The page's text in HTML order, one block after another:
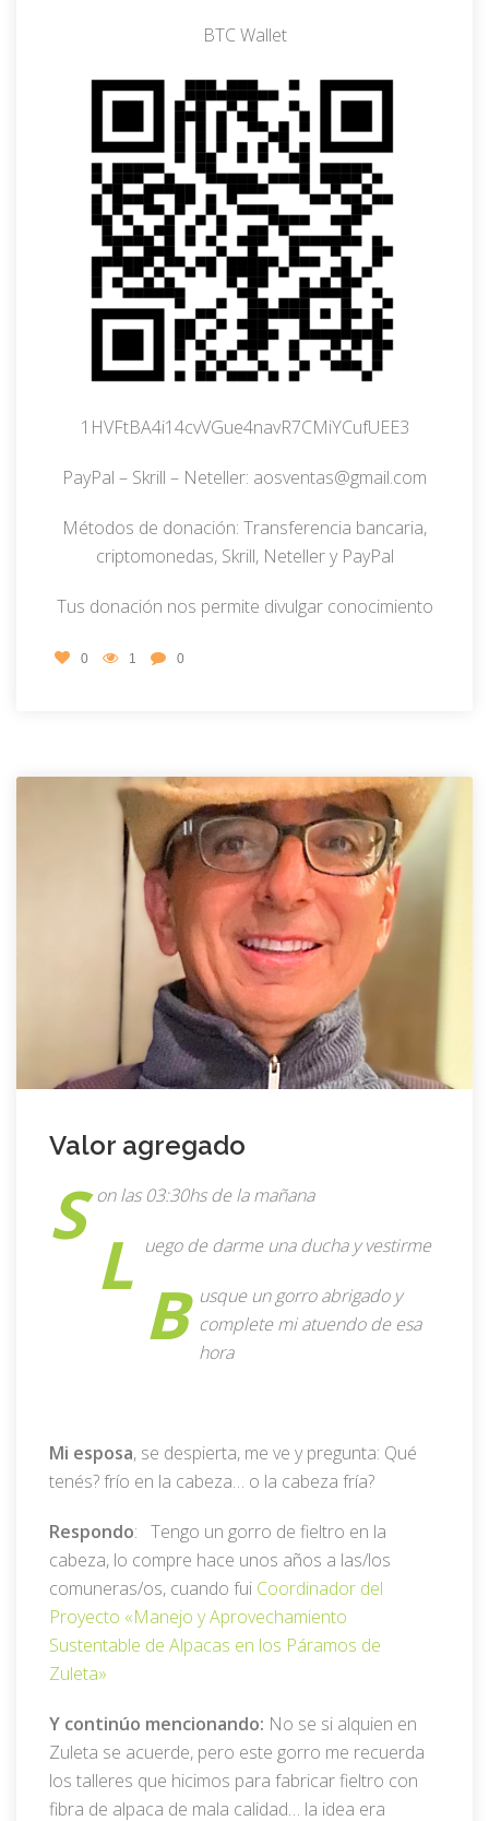
BTC Wallet
1HVFtBA4i14cvVGue4navR7CMiYCufUEE3
PayPal – Skrill – Neteller: aosventas@gmail.com
Métodos de donación: Transferencia bancaria,
criptomonedas, Skrill, Neteller y PayPal
Tus donación nos permite divulgar conocimiento
0 1 0
Valor agregado
S on las 03:30hs de la mañana
L uego de darme una ducha y vestirme
B usque un gorro abrigado y
complete mi atuendo de esa
hora
Mi esposa, se despierta, me ve y pregunta: Qué
tenés? frío en la cabeza… o la cabeza fría?
Respondo: Tengo un gorro de fieltro en la
cabeza, lo compre hace unos años a las/los
comuneras/os, cuando fui Coordinador del
Proyecto «Manejo y Aprovechamiento
Sustentable de Alpacas en los Páramos de
Zuleta»
Y continúo mencionando: No se si alquien en
Zuleta se acuerde, pero este gorro me recuerda
los talleres que hicimos para fabricar fieltro con
fibra de alpaca de mala calidad… la idea era